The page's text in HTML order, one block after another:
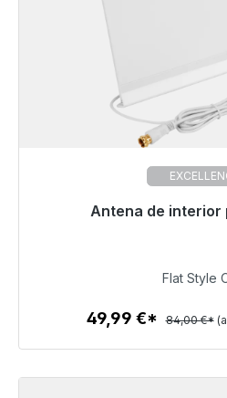
Antena de interior
Listo para envío
Flat Style
49,99 €* 84,00 €*